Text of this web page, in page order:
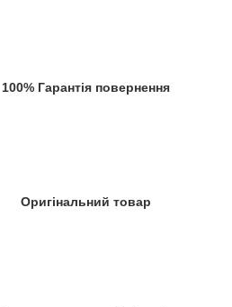
100% Гарантія повернення
Оригінальний товар